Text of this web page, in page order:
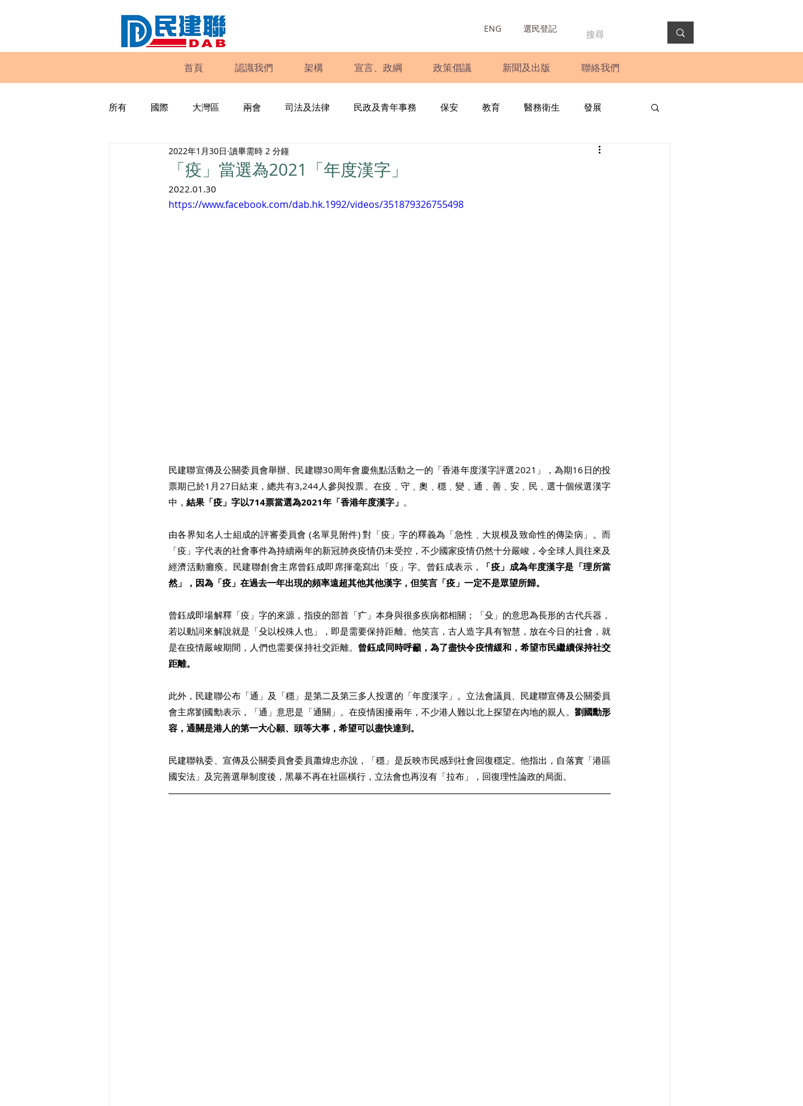
ENG 選民登記
首頁 認識我們 架構 宣言、政綱 政策倡議 新聞及出版 聯絡我們
所有 國際 大灣區 兩會 司法及法律 民政及青年事務 保安 教育 醫務衛生 發展
工商專業 家庭 圓桌會議
民建聯報告及建議書 調查 新冠肺炎 選舉 義工
「疫」當選為2021「年度漢字」
2022年1月30日 讀畢需時 2 分鐘
2022.01.30
https://www.facebook.com/dab.hk.1992/videos/351879326755498
民建聯宣傳及公關委員會舉辦、民建聯30周年會慶焦點活動之一的「香港年度漢字評選2021」，為期16日的投
票期已於1月27日結束，總共有3,244人參與投票。在疫﹑守﹑奧﹑穩﹑變﹑通﹑善﹑安﹑民﹑選十個候選漢字
中， 結果「疫」字以714票當選為2021年「香港年度漢字」 。
由各界知名人士組成的評審委員會 (名單見附件) 對「疫」字的釋義為「急性﹑大規模及致命性的傳染病」。而
「疫」字代表的社會事件為持續兩年的新冠肺炎疫情仍未受控，不少國家疫情仍然十分嚴峻，令全球人員往來及
經濟活動癱瘓。民建聯創會主席曾鈺成即席揮毫寫出「疫」字。曾鈺成表示，
「疫」成為年度漢字是「理所當
然」，因為「疫」在過去一年出現的頻率遠超其他其他漢字，但笑言「疫」一定不是眾望所歸。
曾鈺成即場解釋「疫」字的來源，指疫的部首「疒」本身與很多疾病都相關；「殳」的意思為長形的古代兵器，
若以動詞來解說就是「殳以杸殊人也」，即是需要保持距離。他笑言，古人造字具有智慧，放在今日的社會，就
是在疫情嚴峻期間，人們也需要保持社交距離。 曾鈺成同時呼籲，為了盡快令疫情緩和，希望市民繼續保持社交
距離。
此外，民建聯公布「通」及「穩」是第二及第三多人投選的「年度漢字」。立法會議員、民建聯宣傳及公關委員
會主席劉國勳表示，「通」意思是「通關」。在疫情困擾兩年，不少港人難以北上探望在內地的親人。 劉國勳形
容，通關是港人的第一大心願、頭等大事，希望可以盡快達到。
民建聯執委、宣傳及公關委員會委員蕭煒忠亦說，「穩」是反映市民感到社會回復穩定。他指出，自落實「港區
國安法」及完善選舉制度後，黑暴不再在社區橫行，立法會也再沒有「拉布」，回復理性論政的局面。